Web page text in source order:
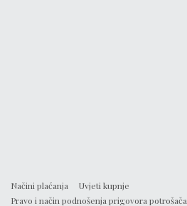
Načini plaćanja
Uvjeti kupnje
Pravo i način podnošenja prigovora potrošača